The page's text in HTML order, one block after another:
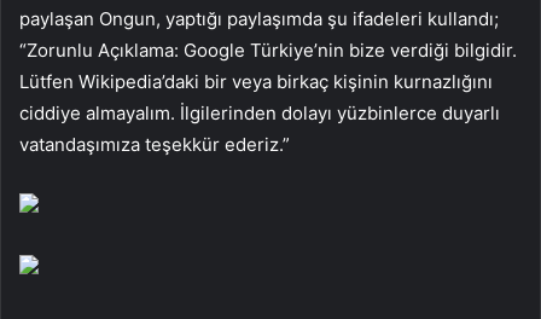
paylaşan Ongun, yaptığı paylaşımda şu ifadeleri kullandı;
“Zorunlu Açıklama: Google Türkiye’nin bize verdiği bilgidir.
Lütfen Wikipedia’daki bir veya birkaç kişinin kurnazlığını
ciddiye almayalım. İlgilerinden dolayı yüzbinlerce duyarlı
vatandaşımıza teşekkür ederiz.”